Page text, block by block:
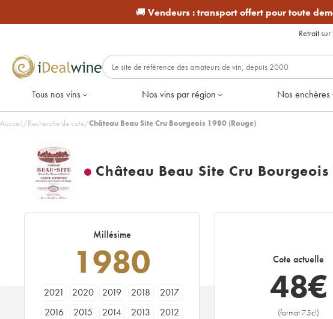
🚚 Vendeurs :transport offert pour toute
Retrait
Tous nos vins Nos vins par région Nos enchères
Accueil/Recherche de cote/Château Beau Site Cru Bourgeois 1980 (Rouge)
Château Beau Site Cru Bourgeois
Millésime
1980
2021 2020 2019 2018
2017
2016
2015 2014 2013
2012
Cote actuelle
48€
(format 75cl)